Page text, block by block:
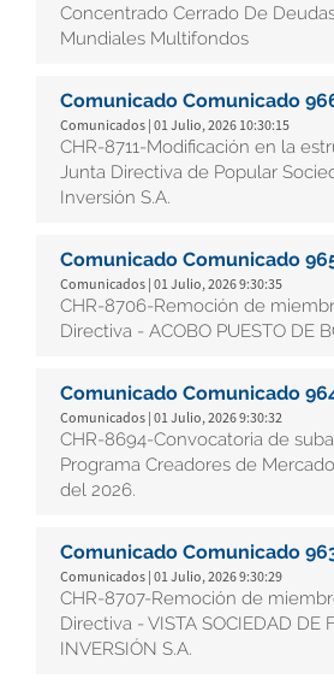
Concentrado Cerrado De
Mundiales Multifondos
Comunicado Comunicado
Comunicados | 01 Julio, 2026 10:30:15
CHR-8711-Modificación en la
Junta Directiva de Popular
Inversión S.A.
Comunicado Comunicado
Comunicados | 01 Julio, 2026 9:30:35
CHR-8706-Remoción de
Directiva - ACOBO PUESTO DE
Comunicado Comunicado
Comunicados | 01 Julio, 2026 9:30:32
CHR-8694-Convocatoria de
Programa Creadores de
del 2026.
Comunicado Comunicado
Comunicados | 01 Julio, 2026 9:30:29
CHR-8707-Remoción de
Directiva - VISTA SOCIEDAD DE
INVERSIÓN S.A.